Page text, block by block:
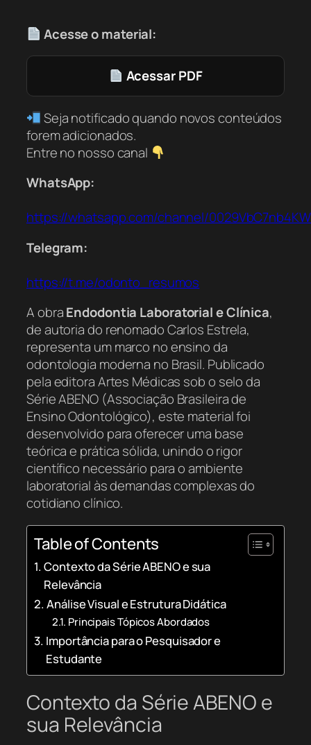
Acesse o material:
Acessar PDF
Seja notificado quando novos conteúdos
forem adicionados.
Entre no nosso canal
WhatsApp:
https://whatsapp.com/channel/
Telegram:
https://t.me/odonto_resumos
A obraEndodontia Laboratorial e Clínica,
de autoria do renomado Carlos Estrela,
representa um marco no ensino da
odontologia moderna no Brasil. Publicado
pela editora Artes Médicas sob o selo da
Série ABENO (Associação Brasileira de
Ensino Odontológico), este material foi
desenvolvido para oferecer uma base
teórica e prática sólida, unindo o rigor
científico necessário para o ambiente
laboratorial às demandas complexas do
cotidiano clínico.
Table of Contents
Contexto da Série ABENO e sua
Relevância
Análise Visual e Estrutura Didática
Principais Tópicos Abordados
Importância para o Pesquisador e
Estudante
Contexto da Série ABENO e
sua Relevância